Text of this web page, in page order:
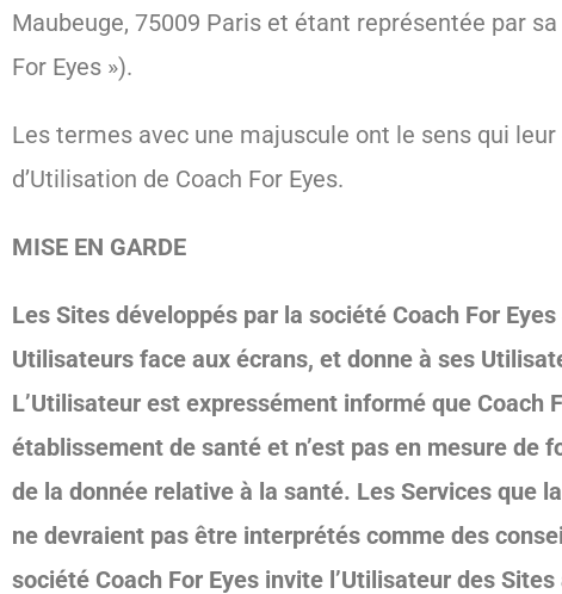
Maubeuge, 75009 Paris et étant représentée par
For Eyes »).
Les termes avec une majuscule ont le sens qui
d’Utilisation de Coach For Eyes.
MISE EN GARDE
Les Sites développés par la société Coach For
Utilisateurs face aux écrans, et donne à ses
L’Utilisateur est expressément informé que Coach
établissement de santé et n’est pas en mesure de
de la donnée relative à la santé. Les Services que
ne devraient pas être interprétés comme des
société Coach For Eyes invite l’Utilisateur des